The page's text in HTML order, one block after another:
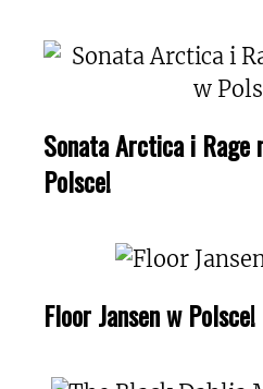
Sonata Arctica i Rage
Polsce!
Floor Jansen w Polsce!